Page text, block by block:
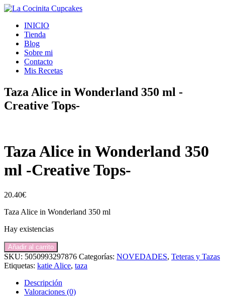
INICIO
Tienda
Blog
Sobre mi
Contacto
Mis Recetas
Taza Alice in Wonderland 350 ml -
Creative Tops-
Taza Alice in Wonderland 350
ml -Creative Tops-
20.40€
Taza Alice in Wonderland 350 ml
Hay existencias
Taza
Alice
in
Wonderland
Añadir al carrito
SKU: 5050993297876 Categorías: NOVEDADES, Teteras y Tazas
Etiquetas: katie Alice, taza
Descripción
Valoraciones (0)